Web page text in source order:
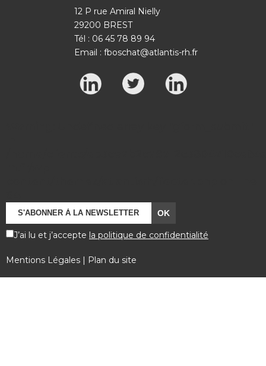
12 P rue Amiral Nielly
29200 BREST
Tél : 06 45 78 89 94
Email : fboschat@atlantis-rh.fr
J’ai lu et j’accepte la politique de confidentialité
Mentions Légales Plan du site